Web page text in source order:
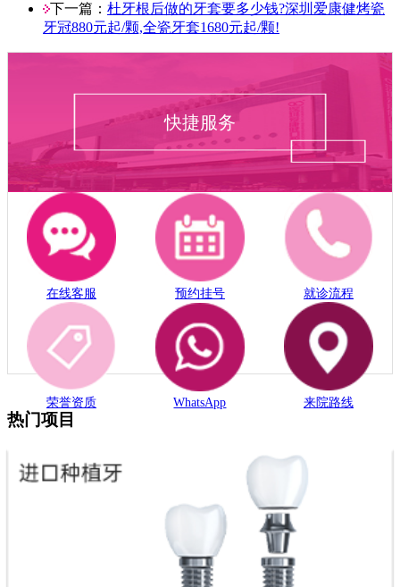
下一篇： 杜牙根后做的牙套要多少钱?深圳爱康健烤瓷
牙冠880元起/颗,全瓷牙套1680元起/颗!
快捷服务
在线客服 预约挂号 就诊流程
荣誉资质 WhatsApp 来院路线
热门项目